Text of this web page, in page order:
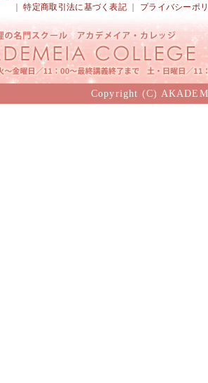
｜特定商取引法に基づく表記 プライバシーポ
Copyright (C)